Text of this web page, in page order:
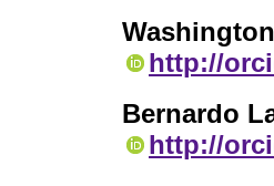
http://
Bernardo
http://